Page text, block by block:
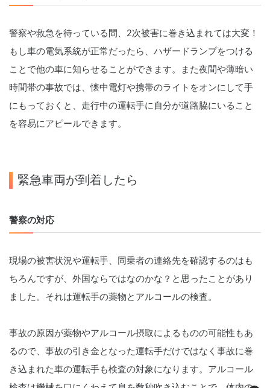
警察や救急を待っている間、2次被害に巻き込まれては大変！
もし車の電気系統が正常だったら、ハザードランプをつける
ことで他の車に知らせることができます。また夜間や薄暗い
時間帯の事故では、懐中電灯や携帯のライトをオンにして手
にもっておくと、走行中の運転手に自分が道路脇にいること
を容易にアピールできます。
緊急車両が到着したら
警察の対応
現場の被害状況や運転手、同乗者の連絡先を確認するのはも
ちろんですが、外国ならではなのかな？と思ったことがあり
ました。それは運転手の薬物とアルコールの検査。
事故の原因が薬物やアルコール摂取によるものの可能性もあ
るので、事故の引き金となった運転手だけではなく事故に巻
き込まれた車の運転手も検査の対象になります。アルコール